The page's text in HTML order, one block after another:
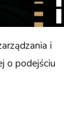
i
o podejściu